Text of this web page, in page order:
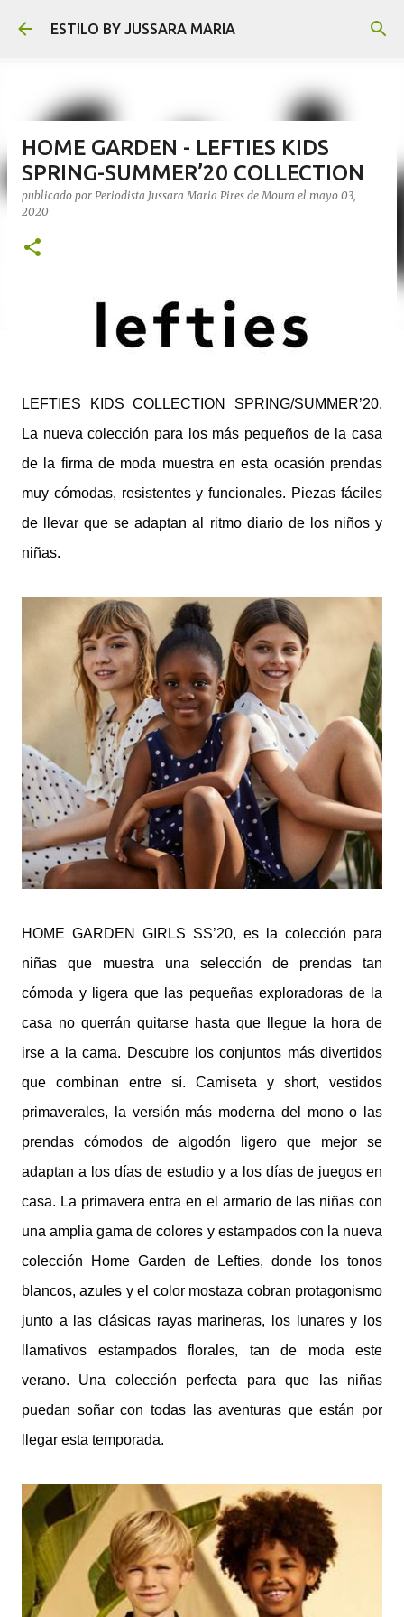
Ir al contenido principal
ESTILO BY JUSSARA MARIA
HOME GARDEN - LEFTIES KIDS
SPRING-SUMMER’20 COLLECTION
publicado por Periodista Jussara Maria Pires de Moura el mayo 03,
2020
LEFTIES KIDS COLLECTION SPRING/SUMMER’20.
La nueva colección para los más pequeños de la casa
de la firma de moda muestra en esta ocasión prendas
muy cómodas, resistentes y funcionales. Piezas fáciles
de llevar que se adaptan al ritmo diario de los niños y
niñas.
HOME GARDEN GIRLS SS’20, es la colección para
niñas que muestra una selección de prendas tan
cómoda y ligera que las pequeñas exploradoras de la
casa no querrán quitarse hasta que llegue la hora de
irse a la cama. Descubre los conjuntos más divertidos
que combinan entre sí. Camiseta y short, vestidos
primaverales, la versión más moderna del mono o las
prendas cómodos de algodón ligero que mejor se
adaptan a los días de estudio y a los días de juegos en
casa. La primavera entra en el armario de las niñas con
una amplia gama de colores y estampados con la nueva
colección Home Garden de Lefties, donde los tonos
blancos, azules y el color mostaza cobran protagonismo
junto a las clásicas rayas marineras, los lunares y los
llamativos estampados florales, tan de moda este
verano. Una colección perfecta para que las niñas
puedan soñar con todas las aventuras que están por
llegar esta temporada.